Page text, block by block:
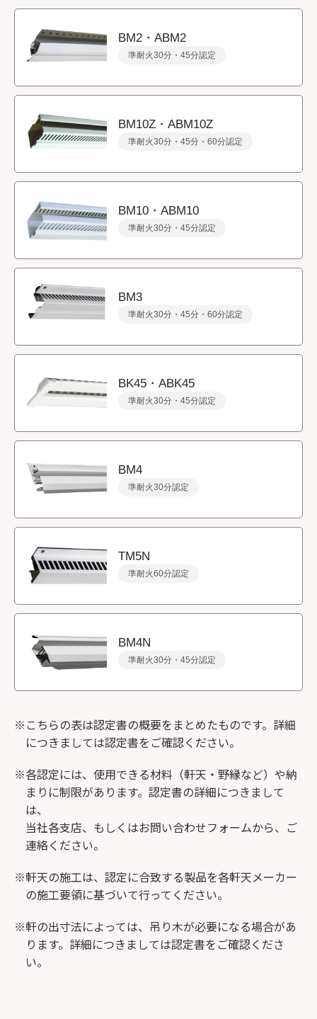
BM2・ABM2
準耐火30分・45分認定
BM10Z・ABM10Z
準耐火30分・45分・60分認定
BM10・ABM10
準耐火30分・45分認定
BM3
準耐火30分・45分・60分認定
BK45・ABK45
準耐火30分・45分認定
BM4
準耐火30分認定
TM5N
準耐火60分認定
BM4N
準耐火30分・45分認定
※こちらの表は認定書の概要をまとめたものです。詳細
につきましては認定書をご確認ください。
※各認定には、使用できる材料（軒天・野縁など）や納
まりに制限があります。認定書の詳細につきまして
は、
当社各支店、もしくはお問い合わせフォームから、ご
連絡ください。
※軒天の施工は、認定に合致する製品を各軒天メーカー
の施工要領に基づいて行ってください。
※軒の出寸法によっては、吊り木が必要になる場合があ
ります。詳細につきましては認定書をご確認くださ
い。